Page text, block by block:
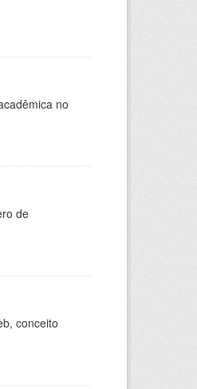
no
de
conceito